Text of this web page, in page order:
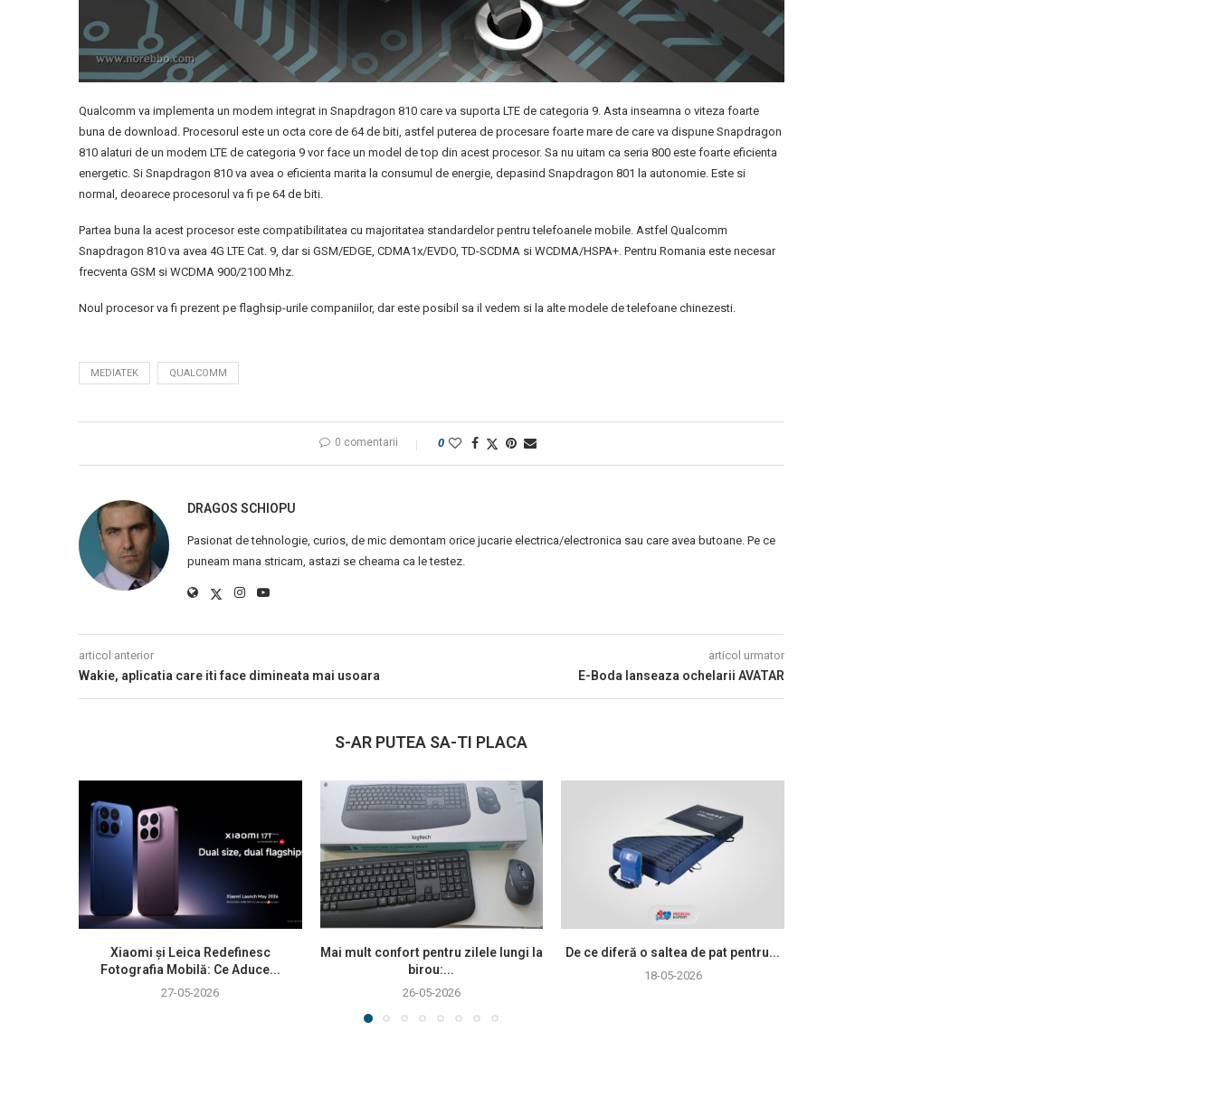
Qualcomm va implementa un modem integrat in Snapdragon 810 care va suporta LTE de categoria 9. Asta inseamna o viteza foarte
buna de download. Procesorul este un octa core de 64 de biti, astfel puterea de procesare foarte mare de care va dispune Snapdragon
810 alaturi de un modem LTE de categoria 9 vor face un model de top din acest procesor. Sa nu uitam ca seria 800 este foarte eficienta
energetic. Si Snapdragon 810 va avea o eficienta marita la consumul de energie, depasind Snapdragon 801 la autonomie. Este si
normal, deoarece procesorul va fi pe 64 de biti.
Partea buna la acest procesor este compatibilitatea cu majoritatea standardelor pentru telefoanele mobile. Astfel Qualcomm
Snapdragon 810 va avea 4G LTE Cat. 9, dar si GSM/EDGE, CDMA1x/EVDO, TD-SCDMA si WCDMA/HSPA+. Pentru Romania este necesar
frecventa GSM si WCDMA 900/2100 Mhz.
Noul procesor va fi prezent pe flaghsip-urile companiilor, dar este posibil sa il vedem si la alte modele de telefoane chinezesti.
MEDIATEK QUALCOMM
0 comentarii 0
DRAGOS SCHIOPU
Pasionat de tehnologie, curios, de mic demontam orice jucarie electrica/electronica sau care avea butoane. Pe ce
puneam mana stricam, astazi se cheama ca le testez.
articol anterior
Wakie, aplicatia care iti face dimineata mai usoara
articol urmator
E-Boda lanseaza ochelarii AVATAR
S-AR PUTEA SA-TI PLACA
Xiaomi și Leica Redefinesc
Fotografia Mobilă: Ce Aduce...
27-05-2026
Mai mult confort pentru zilele lungi la
birou:...
26-05-2026
De ce diferă o saltea de pat pentru...
18-05-2026